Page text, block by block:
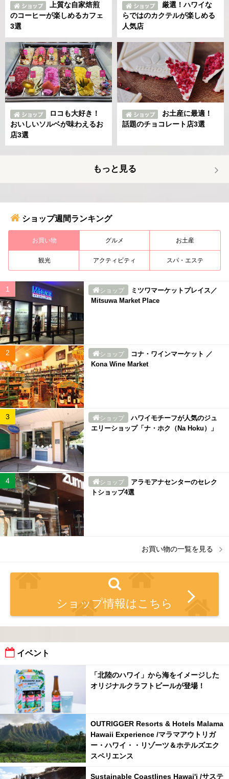
上質な自家焙煎
のコーヒーが楽しめるカフェ
3選
厳選！ハワイな
らではのカクテルが楽しめる
人気店
ロコも大好き！
おいしいソルベが味わえるお
店3選
お土産に最適！
話題のチョコレート店3選
もっと見る
ショップ週間ランキング
お買い物 グルメ お土産
観光 アクティビティ スパ・エステ
ショップ
ミツワマーケットプレイス／
Mitsuwa Market Place
ショップ
コナ・ワインマーケット ／
Kona Wine Market
ショップ
ハワイモチーフが人気のジュ
エリーショップ「ナ・ホク（Na Hoku）」
ショップ
アラモアナセンターのセレク
トショップ4選
お買い物の一覧を見る
ショップ情報はこちら
イベント
「北陸のハワイ」から海をイメージした
オリジナルクラフトビールが登場！
OUTRIGGER Resorts & Hotels Malama
Hawaii Experience /マラマアウトリガ
ー・ハワイ・・リゾーツ＆ホテルズエク
スペリエンス
Sustainable Coastlines Hawai'i /サステ